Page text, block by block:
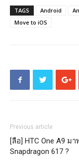
TAGS Android
Move to iOS
Previous article
[ลือ] HTC One A9 ม
Snapdragon 617 ?